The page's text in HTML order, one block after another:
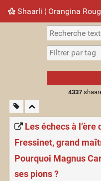
Shaarli ¦ Orangina
Nuage de tags Mur
4337
Les échecs à l’ère
Fressinet, grand
Pourquoi Magnus
ses pions ?